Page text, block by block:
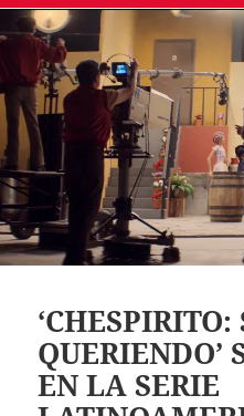
QUERIENDO’
EN LA SERIE